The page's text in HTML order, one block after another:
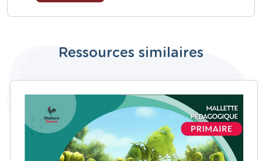
Ressources similaires